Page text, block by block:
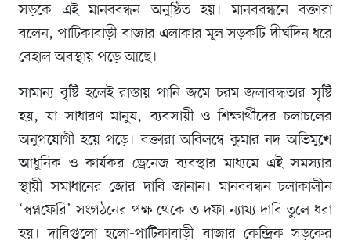
সড়কে এই মানববন্ধন অনুষ্ঠিত হয়। মানববন্ধনে বক্তারা
বলেন, পাটিকাবাড়ী বাজার এলাকার মূল সড়কটি দীর্ঘদিন ধরে
বেহাল অবস্থায় পড়ে আছে।
সামান্য বৃষ্টি হলেই রাস্তায় পানি জমে চরম জলাবদ্ধতার সৃষ্টি
হয়, যা সাধারণ মানুষ, ব্যবসায়ী ও শিক্ষার্থীদের চলাচলের
অনুপযোগী হয়ে পড়ে। বক্তারা অবিলম্বে কুমার নদ অভিমুখে
আধুনিক ও কার্যকর ড্রেনেজ ব্যবস্থার মাধ্যমে এই সমস্যার
স্থায়ী সমাধানের জোর দাবি জানান। মানববন্ধন চলাকালীন
‘স্বপ্নফেরি’ সংগঠনের পক্ষ থেকে ৩ দফা ন্যায্য দাবি তুলে ধরা
হয়। দাবিগুলো হলো-পাটিকাবাড়ী বাজার কেন্দ্রিক সড়কের